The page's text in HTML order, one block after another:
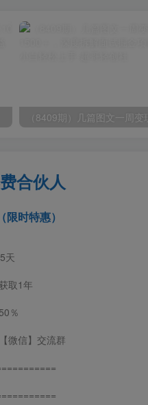
合伙人
时特惠）
天
取1年
％
微信】交流群